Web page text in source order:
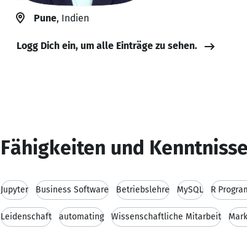
Pune, Indien
Logg Dich ein, um alle Einträge zu sehen.
Fähigkeiten und Kenntnisse
Jupyter Business Software Betriebslehre MySQL R
Leidenschaft automating Wissenschaftliche Mitarbeit